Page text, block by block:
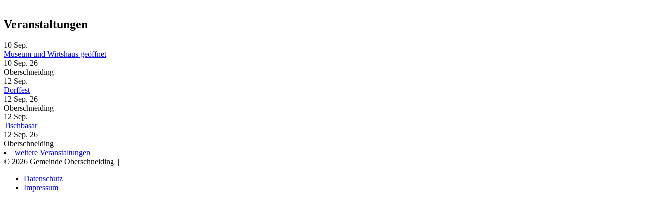
Veranstaltungen
10 Sep.
Museum und Wirtshaus geöffnet
10 Sep. 26
Oberschneiding
12 Sep.
Dorffest
12 Sep. 26
Oberschneiding
12 Sep.
Tischbasar
12 Sep. 26
Oberschneiding
weitere Veranstaltungen
© 2026 Gemeinde Oberschneiding |
Datenschutz
Impressum